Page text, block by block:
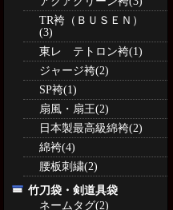
TR袴（ＢＵＳＥＮ）
(3)
東レ テトロン袴(1)
ジャージ袴(2)
SP袴(1)
扇風・扇王(2)
日本製最高級綿袴(2)
綿袴(4)
腰板刺繍(2)
竹刀袋・剣道具袋
ネームタグ(2)